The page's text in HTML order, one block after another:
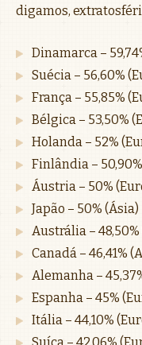
digamos,
Dinamarca –
Suécia – 56,60%
França – 55,85%
Bélgica – 53,50%
Holanda – 52%
Finlândia –
Áustria – 50%
Japão – 50% (Ásia)
Austrália –
Canadá – 46,41%
Alemanha –
Espanha – 45%
Itália – 44,10%